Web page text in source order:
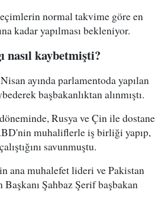
normal takvime göre en
kadar yapılması bekleniyor.
nasıl kaybetmişti?
ayında parlamentoda yapılan
başbakanlıktan alınmıştı.
Rusya ve Çin ile dostane
muhaliflerle iş birliği yapıp,
savunmuştu.
ana muhalefet lideri ve Pakistan
Şahbaz Şerif başbakan